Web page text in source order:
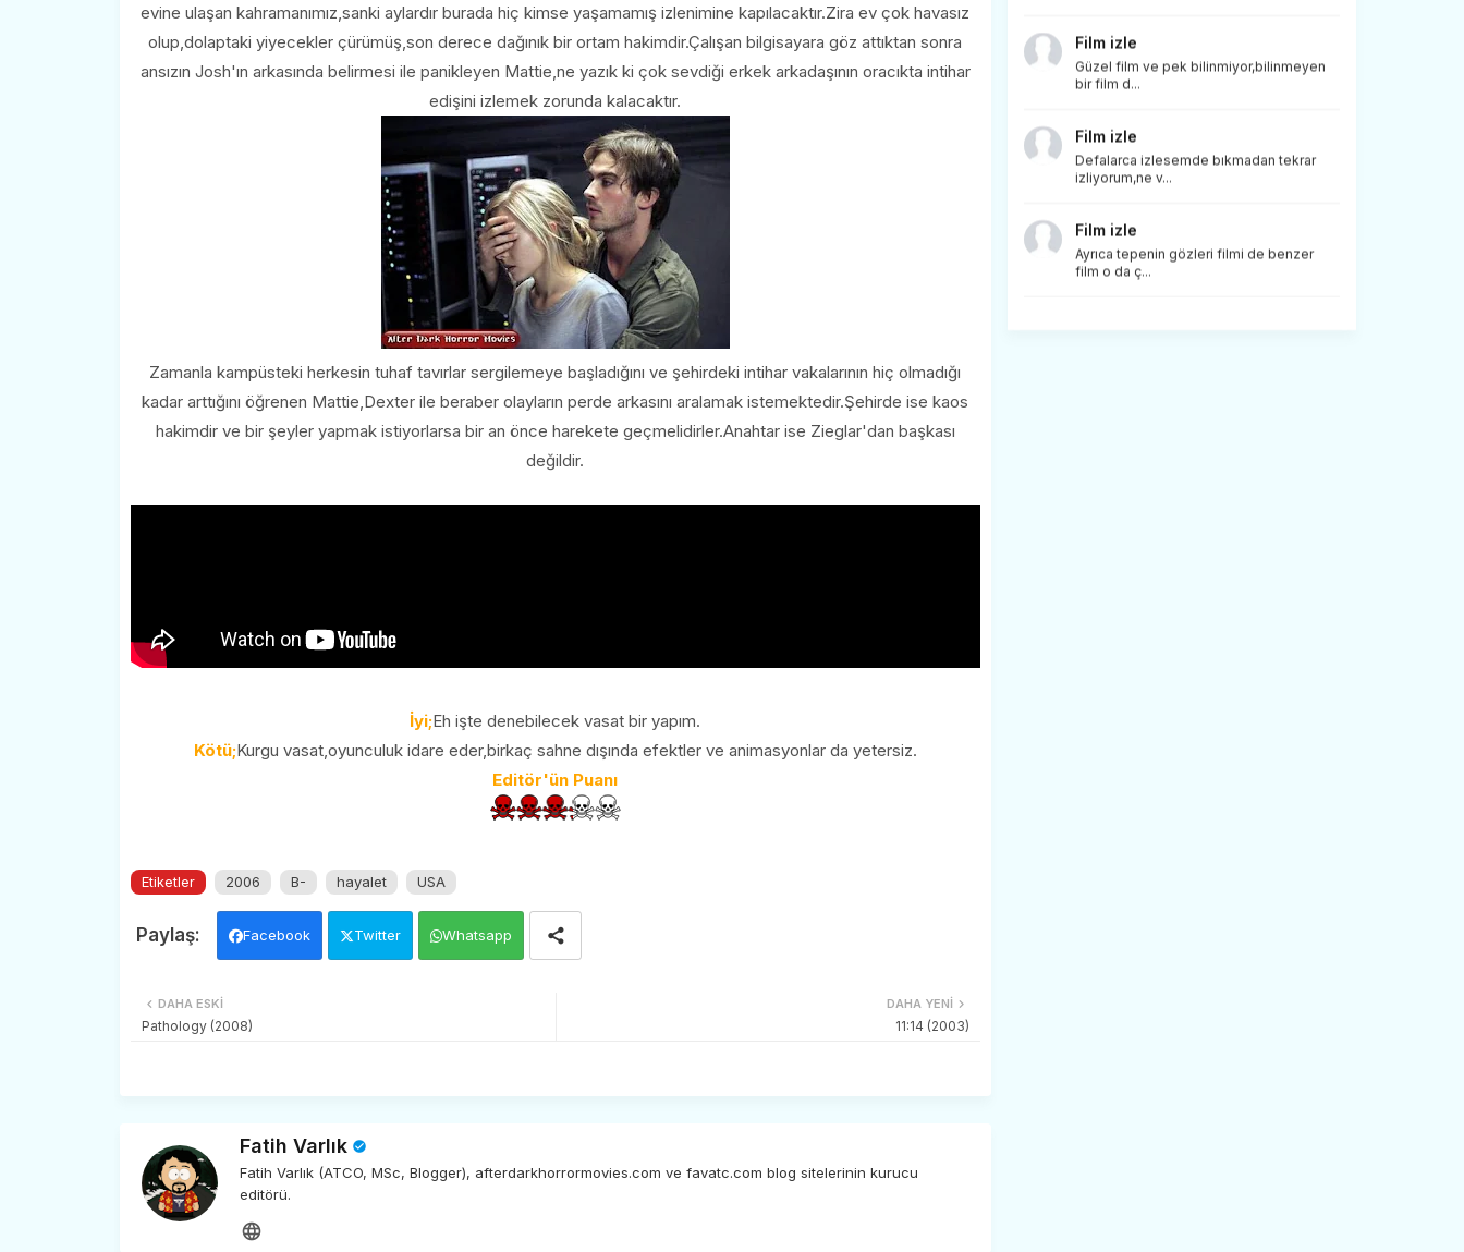
evine ulaşan kahramanımız,sanki aylardır burada hiç kimse yaşamamış izlenimine kapılacaktır.Zira ev çok havasız
olup,dolaptaki yiyecekler çürümüş,son derece dağınık bir ortam hakimdir.Çalışan bilgisayara göz attıktan sonra
ansızın Josh'ın arkasında belirmesi ile panikleyen Mattie,ne yazık ki çok sevdiği erkek arkadaşının oracıkta intihar
edişini izlemek zorunda kalacaktır.
Zamanla kampüsteki herkesin tuhaf tavırlar sergilemeye başladığını ve şehirdeki intihar vakalarının hiç olmadığı
kadar arttığını öğrenen Mattie,Dexter ile beraber olayların perde arkasını aralamak istemektedir.Şehirde ise kaos
hakimdir ve bir şeyler yapmak istiyorlarsa bir an önce harekete geçmelidirler.Anahtar ise Zieglar'dan başkası
değildir.
İyi;Eh işte denebilecek vasat bir yapım.
Kötü;Kurgu vasat,oyunculuk idare eder,birkaç sahne dışında efektler ve animasyonlar da yetersiz.
Editör'ün Puanı
Etiketler 2006 B- hayalet USA
Facebook Twitter Whatsapp
DAHA YENI
11:14 (2003)
DAHA ESKI
Pathology (2008)
Fatih Varlık
Fatih Varlık (ATCO, MSc, Blogger), afterdarkhorrormovies.com ve favatc.com blog sitelerinin kurucu
editörü.
Film izle
Güzel film ve pek bilinmiyor,bilinmeyen
bir film d...
Film izle
Defalarca izlesemde bıkmadan tekrar
izliyorum,ne v...
Film izle
Ayrıca tepenin gözleri filmi de benzer
film o da ç...